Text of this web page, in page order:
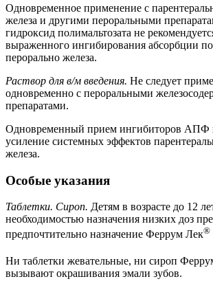
Одновременное применение с
железа и другими пероральными
гидроксид полимальтозата не
выраженного ингибирования абсорбции
перорально железа.
Раствор для в/м введения. Не следует
одновременно с пероральными
препаратами.
Одновременный прием ингибиторов АПФ
усиление системных эффектов
железа.
Особые указания
Таблетки. Сироп. Детям в возрасте до 12
необходимостью назначения низких доз
предпочтительно назначение Феррум Лек®
Ни таблетки жевательные, ни сироп
вызывают окрашивания эмали зубов.